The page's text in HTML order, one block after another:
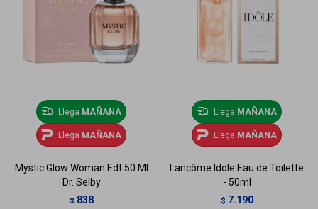
Llega MAÑANA
Llega MAÑANA
Mystic Glow Woman Edt 50 Ml
Dr. Selby
$ 838
Llega MAÑANA
Llega MAÑANA
Lancôme Idole Eau de Toilette
- 50ml
$ 7.190